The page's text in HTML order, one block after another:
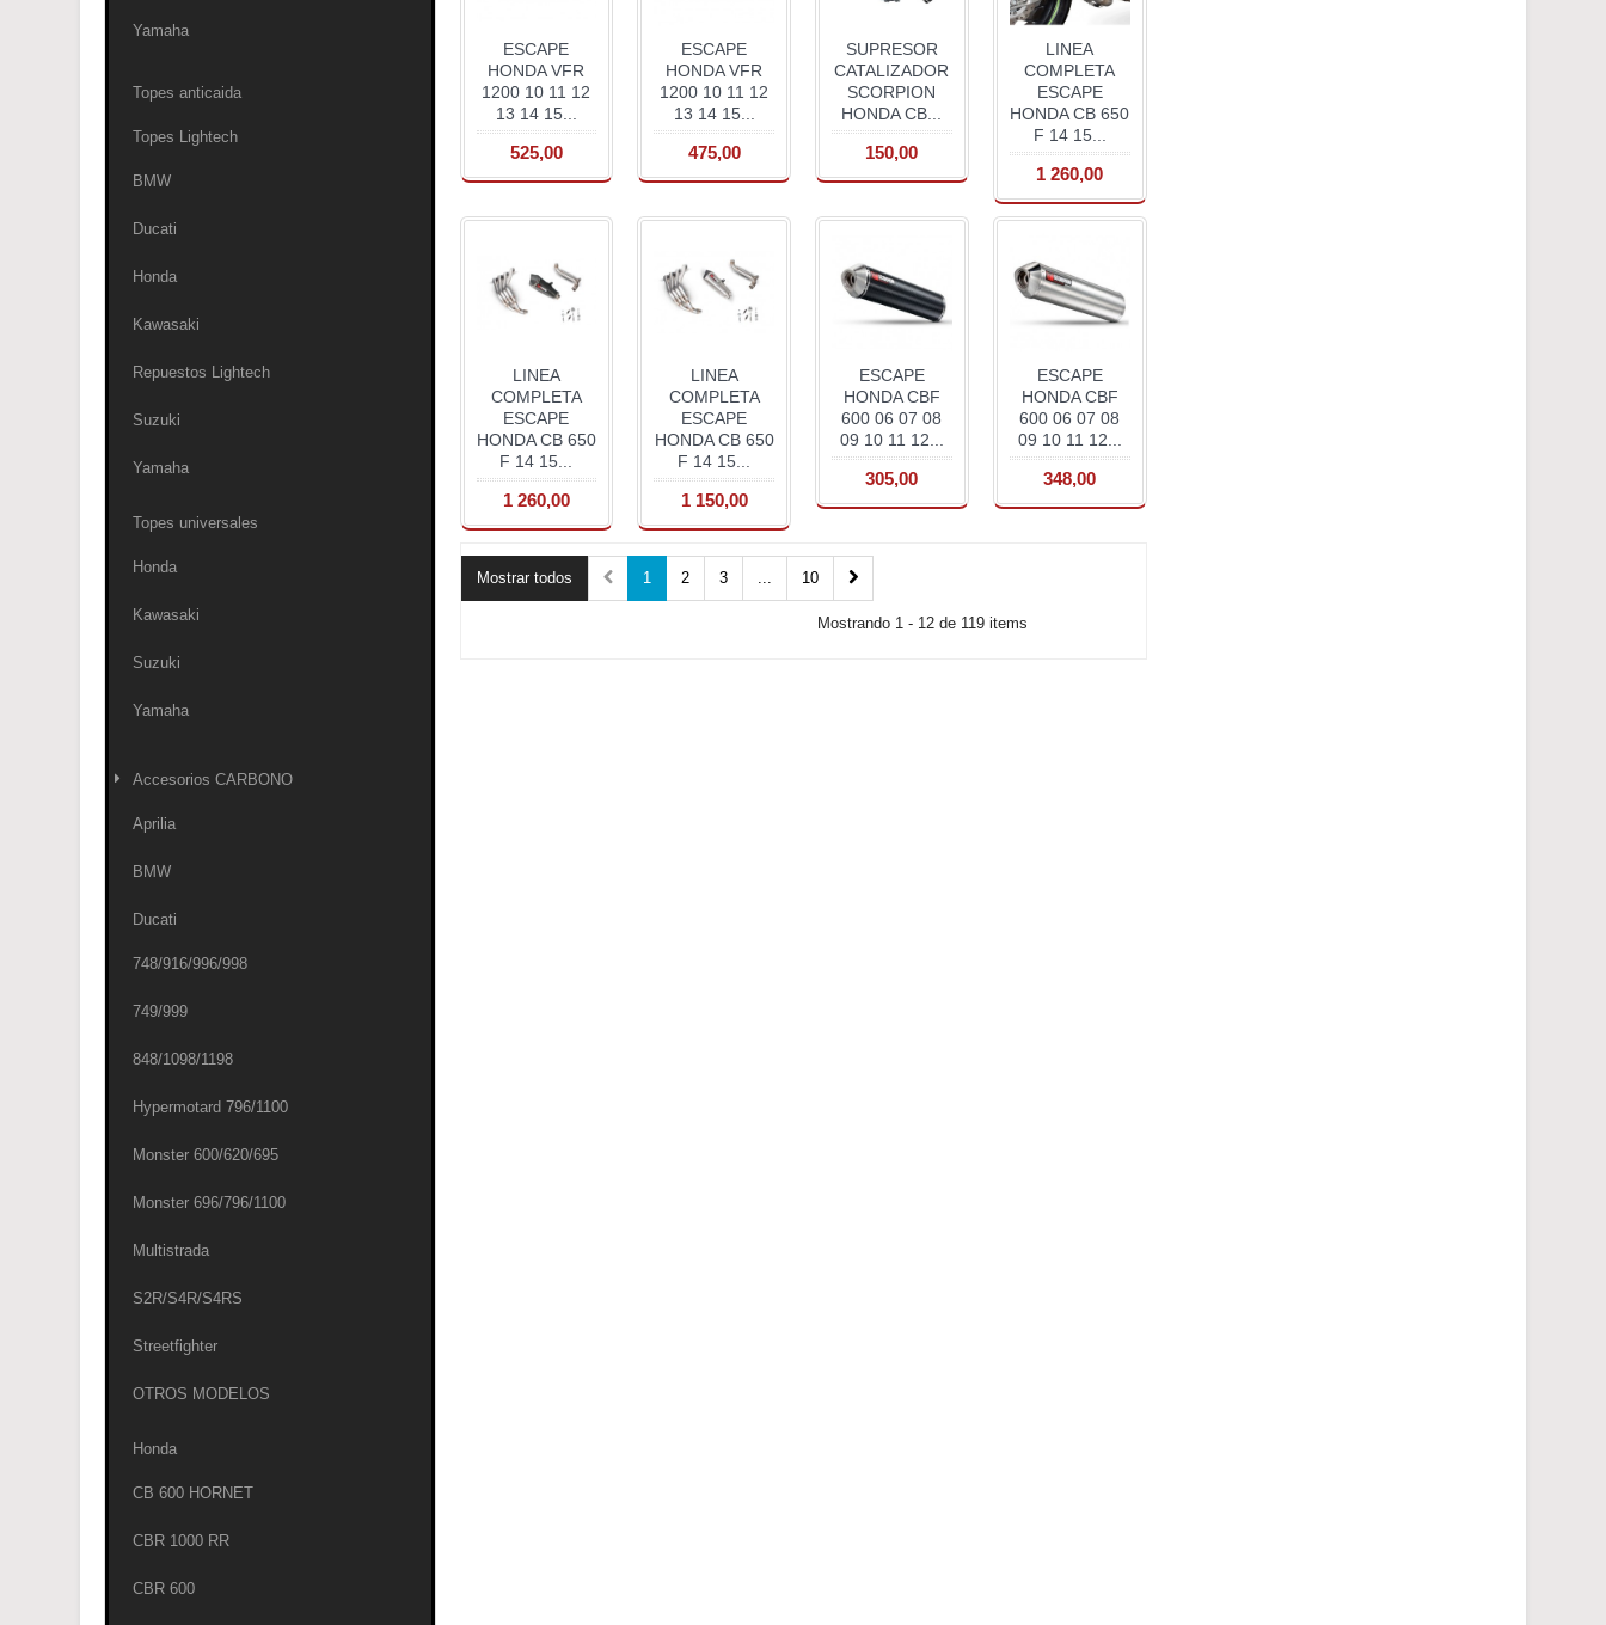
Yamaha
Topes anticaida
Topes Lightech
BMW
Ducati
Honda
Kawasaki
Repuestos Lightech
Suzuki
Yamaha
Topes universales
Honda
Kawasaki
Suzuki
Yamaha
Accesorios CARBONO
Aprilia
BMW
Ducati
748/916/996/998
749/999
848/1098/1198
Hypermotard 796/1100
Monster 600/620/695
Monster 696/796/1100
Multistrada
S2R/S4R/S4RS
Streetfighter
OTROS MODELOS
Honda
CB 600 HORNET
CBR 1000 RR
CBR 600
ESCAPE
HONDA VFR
1200 10 11 12
13 14 15...
525,00
ESCAPE
HONDA VFR
1200 10 11 12
13 14 15...
475,00
SUPRESOR
CATALIZADOR
SCORPION
HONDA CB...
150,00
LINEA
COMPLETA
ESCAPE
HONDA CB 650
F 14 15...
1 260,00
LINEA
COMPLETA
ESCAPE
HONDA CB 650
F 14 15...
1 260,00
LINEA
COMPLETA
ESCAPE
HONDA CB 650
F 14 15...
1 150,00
ESCAPE
HONDA CBF
600 06 07 08
09 10 11 12...
305,00
ESCAPE
HONDA CBF
600 06 07 08
09 10 11 12...
348,00
Mostrar todos 1 2 3 ... 10
Mostrando 1 - 12 de 119 items